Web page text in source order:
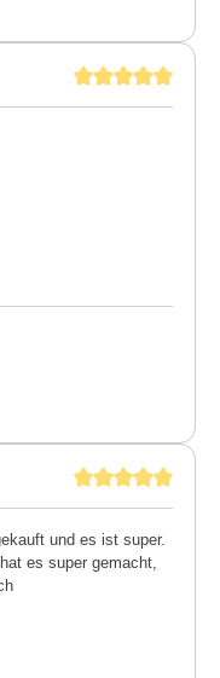
und es ist super.
es super gemacht,